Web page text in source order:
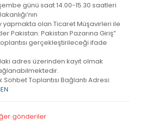
günü saat 14.00-15.30 saatleri
yapmakta olan Ticaret Müşavirleri ile
Pakistan: Pakistan Pazarına Giriş”
gerçekleştirileceği ifade
adres üzerinden kayıt olmak
Toplantısı Bağlantı Adresi:
gönderiler